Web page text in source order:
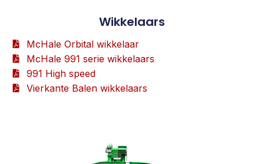
Wikkelaars
McHale Orbital wikkelaar
McHale 991 serie wikkelaars
991 High speed
Vierkante Balen wikkelaars